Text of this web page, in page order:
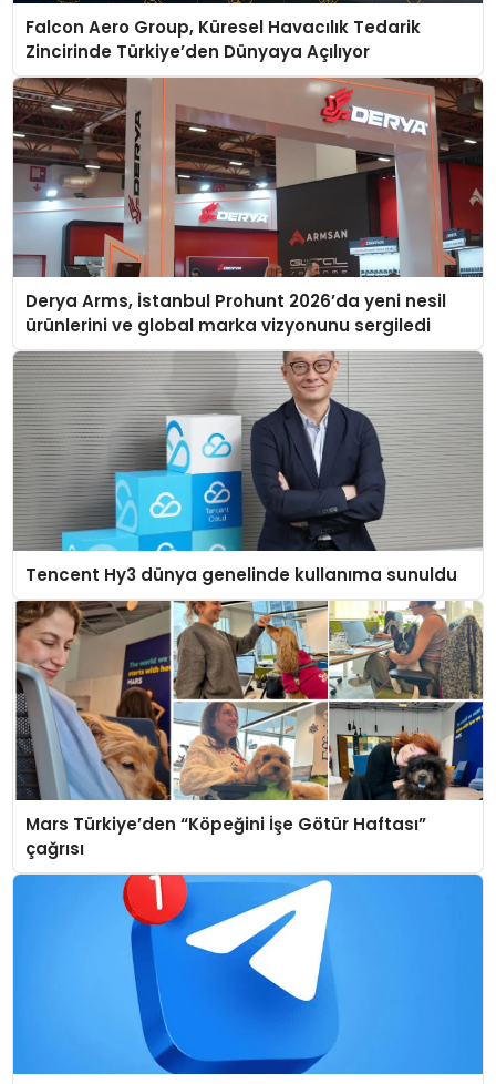
Falcon Aero Group, Küresel Havacılık Tedarik
Zincirinde Türkiye’den Dünyaya Açılıyor
Derya Arms, İstanbul Prohunt 2026’da yeni nesil
ürünlerini ve global marka vizyonunu sergiledi
Tencent Hy3 dünya genelinde kullanıma sunuldu
Mars Türkiye’den “Köpeğini İşe Götür Haftası”
çağrısı